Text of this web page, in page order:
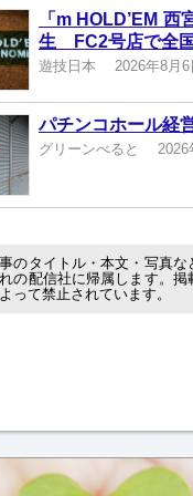
「m HOLD’EM
生 FC2号店で全
遊技日本 2026年8月6
パチンコホール経
グリーンべると 2026
のタイトル・本文・写真
の配信社に帰属します。
って禁止されています。